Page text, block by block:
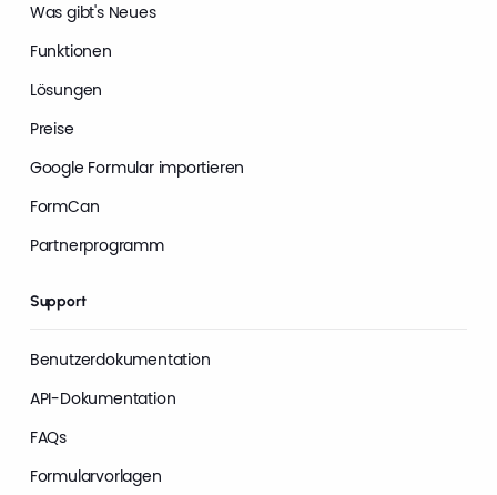
Was gibt's Neues
Funktionen
Lösungen
Preise
Google Formular importieren
FormCan
Partnerprogramm
Support
Benutzerdokumentation
API-Dokumentation
FAQs
Formularvorlagen